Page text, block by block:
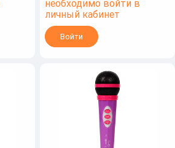
необходимо войти в
личный кабинет
Войти